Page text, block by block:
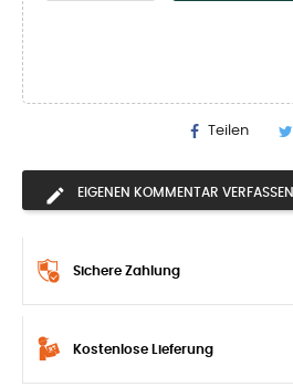
Teilen
EIGENEN KOMMENTAR VERFASSEN
Sichere Zahlung
Kostenlose Lieferung